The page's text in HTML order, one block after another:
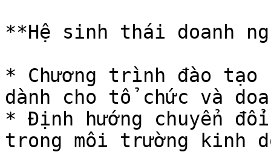
**Hệ sinh thái doanh
* Chương trình đào tạo
dành cho tổ chức và
* Định hướng chuyển
trong môi trường kinh